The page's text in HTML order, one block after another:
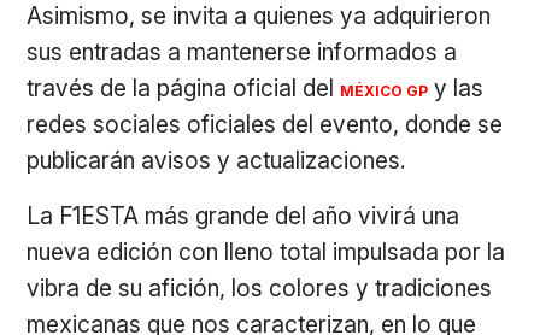
Asimismo, se invita a quienes ya adquirieron
sus entradas a mantenerse informados a
través de la página oficial del MÉXICO GP y las
redes sociales oficiales del evento, donde se
publicarán avisos y actualizaciones.
La F1ESTA más grande del año vivirá una
nueva edición con lleno total impulsada por la
vibra de su afición, los colores y tradiciones
mexicanas que nos caracterizan, en lo que